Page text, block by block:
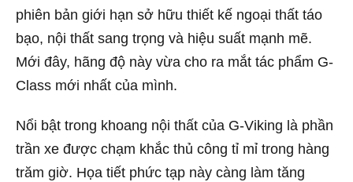
phiên bản giới hạn sở hữu thiết kế ngoại thất táo
bạo, nội thất sang trọng và hiệu suất mạnh mẽ.
Mới đây, hãng độ này vừa cho ra mắt tác phẩm G-
Class mới nhất của mình.
Nổi bật trong khoang nội thất của G-Viking là phần
trần xe được chạm khắc thủ công tỉ mỉ trong hàng
trăm giờ. Họa tiết phức tạp này càng làm tăng